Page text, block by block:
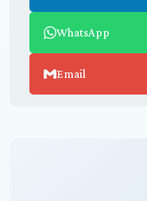
WhatsApp
Email